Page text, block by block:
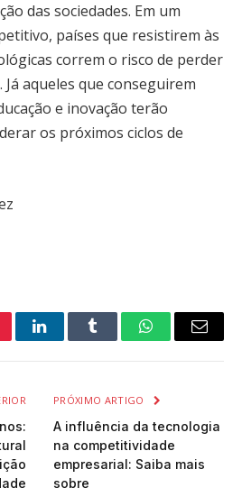
das sociedades. Em um
países que resistirem às
correm o risco de perder
Já aqueles que conseguirem
e inovação terão
os próximos ciclos de
LinkedInTumblr WhatsAppEmail
PRÓXIMO ARTIGO
A influência da tecnologia
na competitividade
empresarial: Saiba mais
sobre